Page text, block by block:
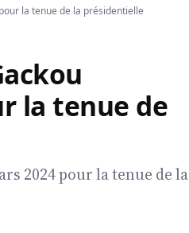
la tenue de la présidentielle
la tenue de
2024 pour la tenue de la